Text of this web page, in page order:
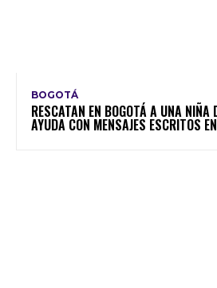
BOGOTÁ
RESCATAN EN BOGOTÁ A UNA NIÑA
AYUDA CON MENSAJES ESCRITOS